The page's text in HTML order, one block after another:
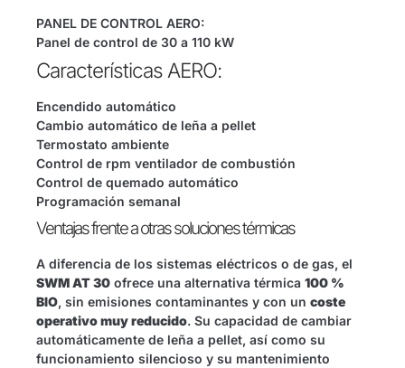
PANEL DE CONTROL AERO:
Panel de control de 30 a 110 kW
Características AERO:
Encendido automático
Cambio automático de leña a pellet
Termostato ambiente
Control de rpm ventilador de combustión
Control de quemado automático
Programación semanal
Ventajas frente a otras soluciones térmicas
A diferencia de los sistemas eléctricos o de gas, el
SWM AT 30 ofrece una alternativa térmica 100 %
BIO, sin emisiones contaminantes y con un coste
operativo muy reducido. Su capacidad de cambiar
automáticamente de leña a pellet, así como su
funcionamiento silencioso y su mantenimiento